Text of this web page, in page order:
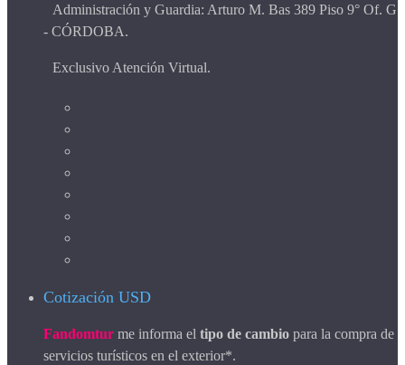
Administración y Guardia: Arturo M. Bas 389 Piso 9° Of. G
- CÓRDOBA.
Exclusivo Atención Virtual.
Cotización USD
Fandomtur me informa el tipo de cambio para la compra de
servicios turísticos en el exterior*.